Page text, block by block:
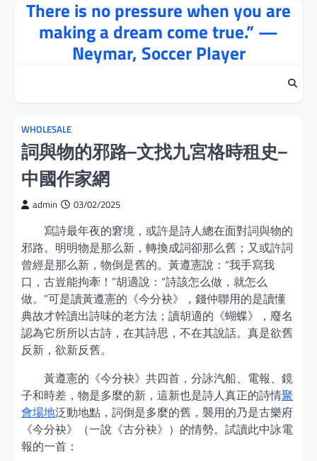
There is no pressure when you are
making a dream come true.” —
Neymar, Soccer Player
WHOLESALE
詞與物的邪路–文找九宮格時租史–
中國作家網
admin 03/02/2025
寫詩最年夜的窘境，或許是詩人總在面對詞與物的
邪路。明明物是那么新，轉換成詞卻那么舊；又或許詞
曾經是那么新，物倒是舊的。黃遵憲說：“我手寫我
口，古豈能拘牽！”胡適說：“詩該怎么做，就怎么
做。”可是讀黃遵憲的《今分袂》，錢仲聯用的是讀懂
典故才幹讀出詩味的老方法；讀胡適的《蝴蝶》，廢名
認為它所所以古詩，在其詩思，不在其說話。真是欲舊
反新，欲新反舊。
黃遵憲的《今分袂》共四首，分詠汽船、電報、鏡
子和時差，物是多麼的新，這新也是詩人真正的詩情聚
會場地泛動地點，詞倒是多麼的舊，襲用的乃是古樂府
《今分袂》（一說《古分袂》）的情勢。試讀此中詠電
報的一首：